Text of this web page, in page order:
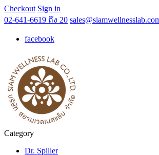
Checkout Sign in
02-641-6619 ถึง 20
facebook
Category
Dr. Spiller